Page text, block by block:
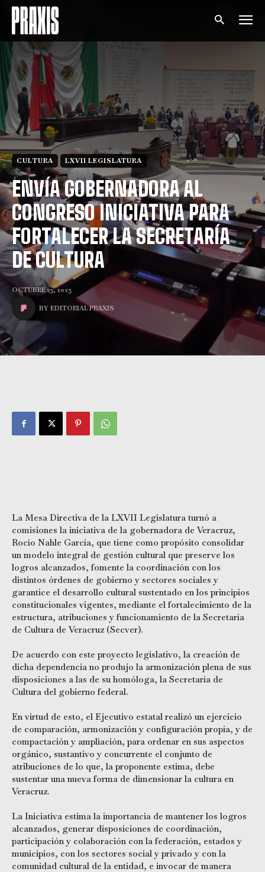
CULTURA LXVII LEGISLATURA
ENVÍA GOBERNADORA AL
CONGRESO INICIATIVA PARA
FORTALECER LA SECRETARÍA
DE CULTURA
OCTUBRE 23, 2025
BY EDITORIAL PRAXIS
La Mesa Directiva de la LXVII Legislatura turnó a
comisiones la iniciativa de la gobernadora de Veracruz,
Rocío Nahle García, que tiene como propósito consolidar
un modelo integral de gestión cultural que preserve los
logros alcanzados, fomente la coordinación con los
distintos órdenes de gobierno y sectores sociales y
garantice el desarrollo cultural sustentado en los principios
constitucionales vigentes, mediante el fortalecimiento de la
estructura, atribuciones y funcionamiento de la Secretaría
de Cultura de Veracruz (Secver).
De acuerdo con este proyecto legislativo, la creación de
dicha dependencia no produjo la armonización plena de sus
disposiciones a las de su homóloga, la Secretaría de
Cultura del gobierno federal.
En virtud de esto, el Ejecutivo estatal realizó un ejercicio
de comparación, armonización y configuración propia, y de
compactación y ampliación, para ordenar en sus aspectos
orgánico, sustantivo y concurrente el conjunto de
atribuciones de lo que, la proponente estima, debe
sustentar una nueva forma de dimensionar la cultura en
Veracruz.
La Iniciativa estima la importancia de mantener los logros
alcanzados, generar disposiciones de coordinación,
participación y colaboración con la federación, estados y
municipios, con los sectores social y privado y con la
comunidad cultural de la entidad, e invocar de manera